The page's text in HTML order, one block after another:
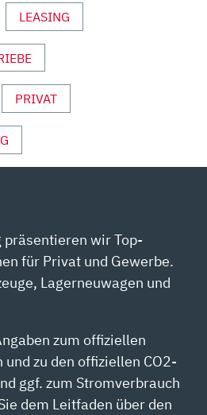
LEASING
PRIVAT
wir Top-
für Privat und Gewerbe.
Lagerneuwagen und
zum offiziellen
zu den offiziellen CO2-
ggf. zum Stromverbrauch
dem Leitfaden über den